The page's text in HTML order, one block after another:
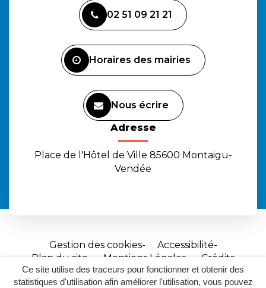
Ce site utilise des traceurs pour fonctionner et obtenir des
statistiques d'utilisation afin améliorer l'utilisation, vous pouvez
le
compte
le
compte
la
chaîne
02 51 09 21 21
Horaires des mairies
Nous écrire
Adresse
Place de l'Hôtel de Ville 85600 Montaigu-
Vendée
Gestion des cookies
Accessibilité
Plan du site
Mentions Légales
Crédits
Site